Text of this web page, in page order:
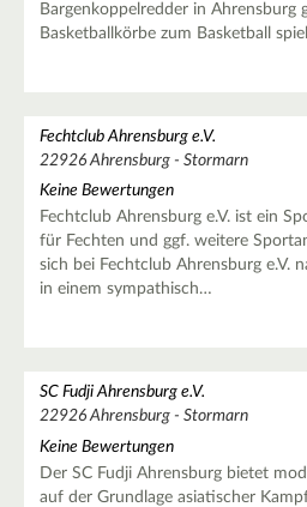
Bargenkoppelredder in Ahrensburg
Basketballkörbe zum Basketball
Fechtclub Ahrensburg e.V.
22926 Ahrensburg - Stormarn
Keine Bewertungen
Fechtclub Ahrensburg e.V. ist ein
für Fechten und ggf. weitere
sich bei Fechtclub Ahrensburg e.V.
in einem sympathisch…
SC Fudji Ahrensburg e.V.
22926 Ahrensburg - Stormarn
Keine Bewertungen
Der SC Fudji Ahrensburg bietet
auf der Grundlage asiatischer